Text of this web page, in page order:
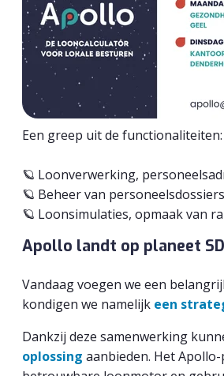
Een greep uit de functionaliteiten:
🪐 Loonverwerking,
🪐 Beheer van
🪐 Loonsimulaties, opmaak van
Apollo landt op planeet
Vandaag voegen we een
kondigen we namelijk een
Dankzij deze samenwerking
oplossing aanbieden. Het